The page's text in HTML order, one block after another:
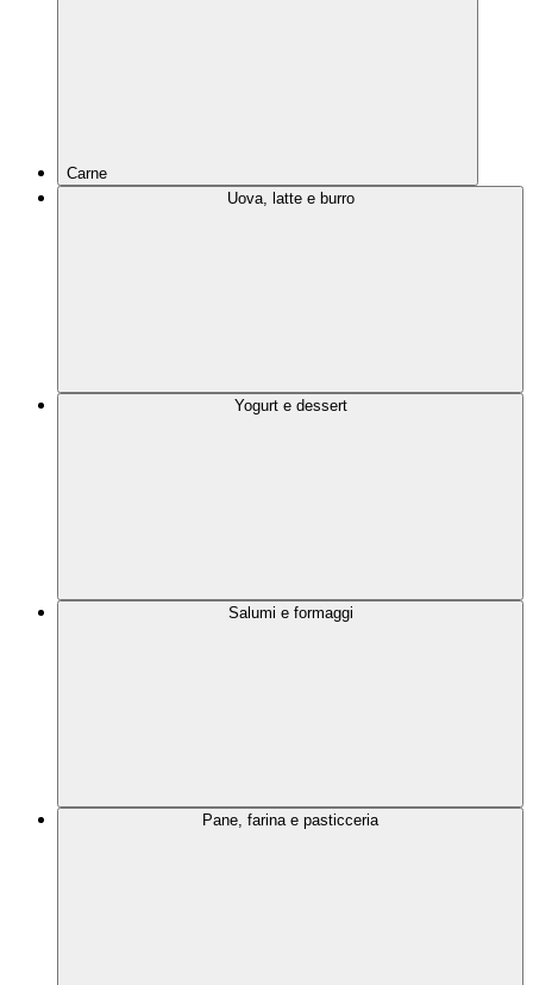
Carne
Uova, latte e burro
Yogurt e dessert
Salumi e formaggi
Pane, farina e pasticceria